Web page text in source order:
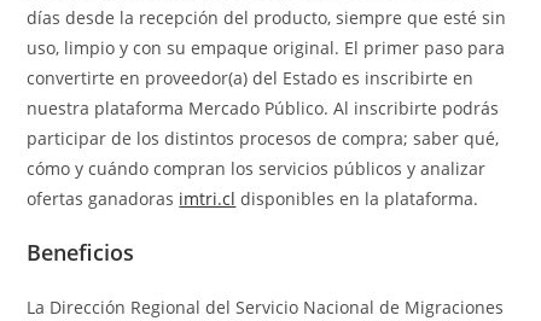
días desde la recepción del producto, siempre que esté sin
uso, limpio y con su empaque original. El primer paso para
convertirte en proveedor(a) del Estado es inscribirte en
nuestra plataforma Mercado Público. Al inscribirte podrás
participar de los distintos procesos de compra; saber qué,
cómo y cuándo compran los servicios públicos y analizar
ofertas ganadoras imtri.cl disponibles en la plataforma.
Beneficios
La Dirección Regional del Servicio Nacional de Migraciones